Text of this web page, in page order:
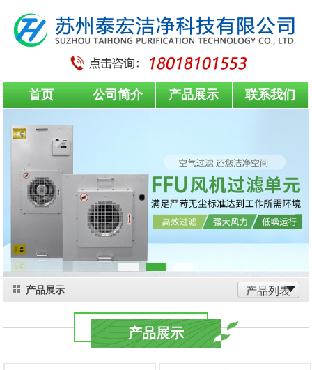
首页 公司简介 产品展示 联系我们
产品展示 产品列表
产品展示